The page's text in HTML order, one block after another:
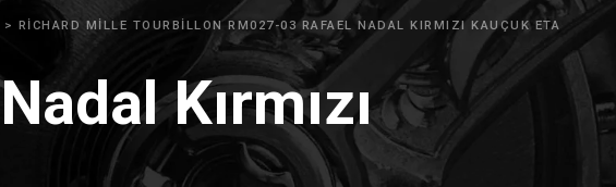
> RICHARD MILLE TOURBILLON RM027-03 RAFAEL NADAL KIRMIZI KAUÇUK ETA
Kırmızı